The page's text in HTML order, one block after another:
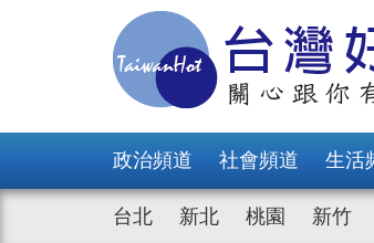
政治頻道 社會頻道 生活
台北 新北 桃園 新竹